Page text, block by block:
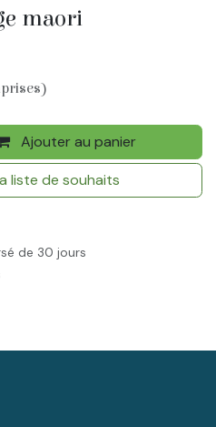
maori
Ajouter au panier
liste de souhaits
de 30 jours